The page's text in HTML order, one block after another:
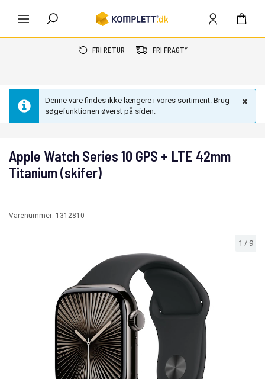
FRI RETUR FRI FRAGT*
Denne vare findes ikke længere i vores sortiment. Brug
søgefunktionen øverst på siden.
1 / 9
Apple Watch Series 10 GPS + LTE 42mm
Titanium (skifer)
Varenummer: 1312810